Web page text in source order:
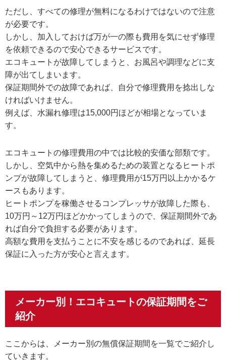
ただし、すべての修理が無料になるわけではないので注意
が必要です。
しかし、加入しておけば万が一の際も費用を気にせず修理
を依頼できるので安心できるサービスです。
エコキュートが故障してしまうと、お風呂や調理などに支
障が出てしまいます。
保証期間外での故障であれば、自分で修理費用を捻出しな
ければいけません。
例えば、水漏れ修理は15,000円ほどが相場となっていま
す。
エコキュートの修理費用の中では比較的安価な部類です。
しかし、空気中から熱を集めるための装置となるヒートポ
ンプが故障してしまうと、修理費用が15万円以上かかるケ
ースもあります。
ヒートポンプを稼働させるコンプレッサが故障した際も、
10万円～12万円ほどかかってしまうので、保証期間外であ
れば自分で負担する必要があります。
高額な費用を支払うことに不安を感じるのであれば、延長
保証に入った方が安心と言えます。
メーカー別！エコキュートの保証期間をご
紹介
ここからは、メーカー別の無償保証期間を一覧でご紹介し
ていきます。